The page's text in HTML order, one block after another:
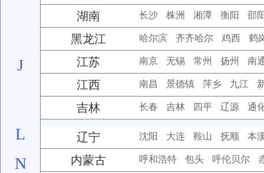
湖南 长沙 株洲 湘潭 衡阳 邵
黑龙江 哈尔滨 齐齐哈尔 鸡西 鹤
J 江苏 南京 无锡 常州 扬州 南
江西 南昌 景德镇 萍乡 九江
吉林 长春 吉林 四平 辽源 通
L 辽宁 沈阳 大连 鞍山 抚顺 本
N 内蒙古 呼和浩特 包头 呼伦贝尔